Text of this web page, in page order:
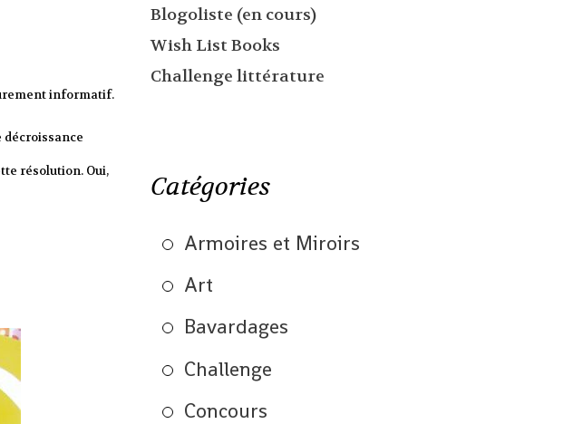
informatif.
résolution. Oui,
Blogoliste (en cours)
Wish List Books
Challenge littérature
Catégories
Armoires et Miroirs
Art
Bavardages
Challenge
Concours